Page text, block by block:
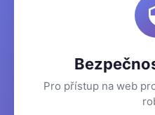
Pro přístup na web